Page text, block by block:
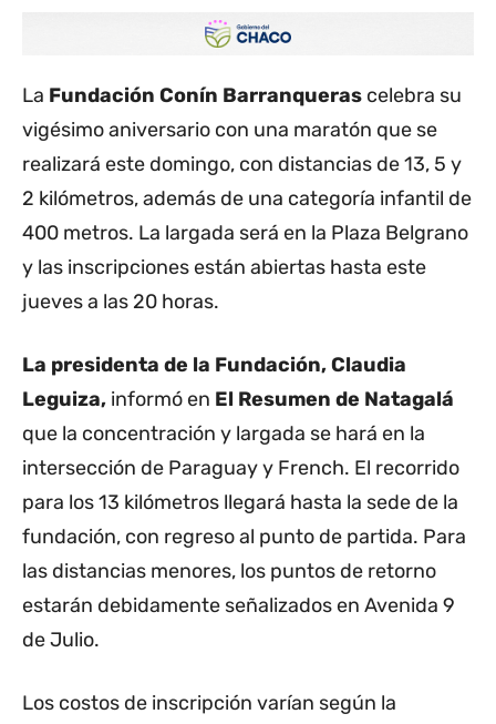
La Fundación Conín Barranqueras celebra su
vigésimo aniversario con una maratón que se
realizará este domingo, con distancias de 13, 5 y
2 kilómetros, además de una categoría infantil de
400 metros. La largada será en la Plaza Belgrano
y las inscripciones están abiertas hasta este
jueves a las 20 horas.
La presidenta de la Fundación, Claudia
Leguiza, informó en El Resumen de Natagalá
que la concentración y largada se hará en la
intersección de Paraguay y French. El recorrido
para los 13 kilómetros llegará hasta la sede de la
fundación, con regreso al punto de partida. Para
las distancias menores, los puntos de retorno
estarán debidamente señalizados en Avenida 9
de Julio.
Los costos de inscripción varían según la